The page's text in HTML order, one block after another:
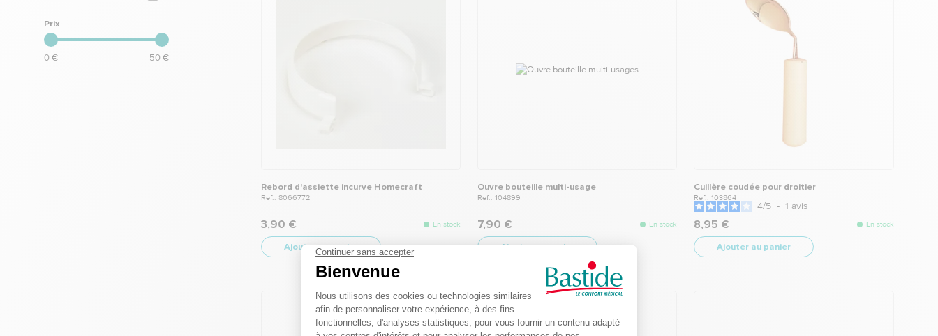
Prix
0 € 50 €
Rebord d'assiette incurve Homecraft
Ref.: 8066772
En stock
3,90 €
Ajouter au panier
Ouvre bouteille multi-usage
Ref.: 104899
En stock
7,90 €
Ajouter au panier
Cuillère coudée pour droitier
Ref.: 103864
4/5 - 1 avis
En stock
8,95 €
Ajouter au panier